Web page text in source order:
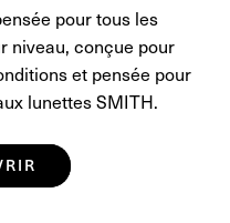
pour tous les
niveau, conçue pour
et pensée pour
lunettes SMITH.